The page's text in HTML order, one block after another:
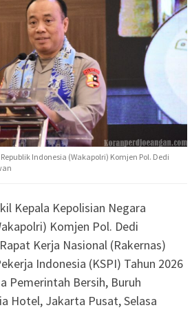
Indonesia (Wakapolri) Komjen Pol. Dedi
Kepala Kepolisian Negara
Komjen Pol. Dedi
Kerja Nasional (Rakernas)
Indonesia (KSPI) Tahun 2026
Pemerintah Bersih, Buruh
Hotel, Jakarta Pusat, Selasa